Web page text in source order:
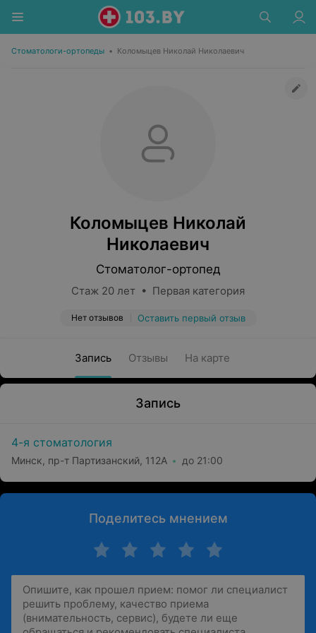
Стоматологи-ортопеды • Коломыцев Николай Николаевич
Коломыцев Николай
Николаевич
Стоматолог-ортопед
Стаж 20 лет • Первая категория
Нет отзывов Оставить первый отзыв
Запись Отзывы На карте
Запись
4-я стоматология
Минск, пр-т Партизанский, 112А до 21:00
Поделитесь мнением